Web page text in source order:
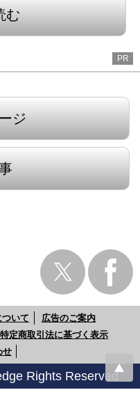
む
PR
ジ
いて
広告のご案内
特定商取引法に基づく表示
せ
Rights Reserved